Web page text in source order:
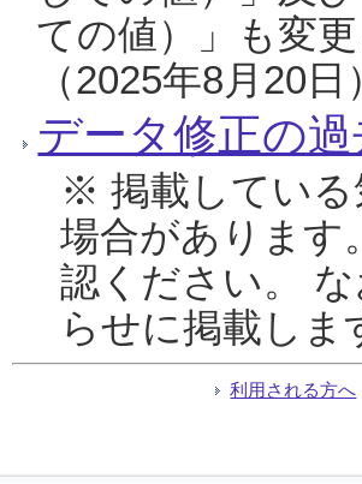
ての値）」も変
（2025年8月20日
データ修正の
※ 掲載している
場合があります
認ください。
らせに掲載しま
利用される方へ